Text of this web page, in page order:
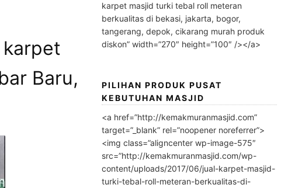
Baru,
karpet masjid turki tebal roll meteran
berkualitas di bekasi, jakarta, bogor,
tangerang, depok, cikarang murah produk
diskon” width=”270″ height=”100″ /></a>
PILIHAN PRODUK PUSAT
KEBUTUHAN MASJID
<a href=”http://kemakmuranmasjid.com”
target=”_blank” rel=”noopener noreferrer”>
<img class=”aligncenter wp-image-575″
src=”http://kemakmuranmasjid.com/wp-
content/uploads/2017/06/jual-karpet-masjid-
turki-tebal-roll-meteran-berkualitas-di-